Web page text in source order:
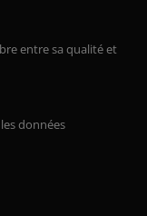
entre sa qualité et
données